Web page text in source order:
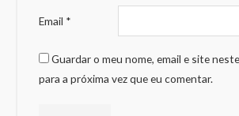
Email *
Guardar o meu nome, email e site
para a próxima vez que eu comentar.